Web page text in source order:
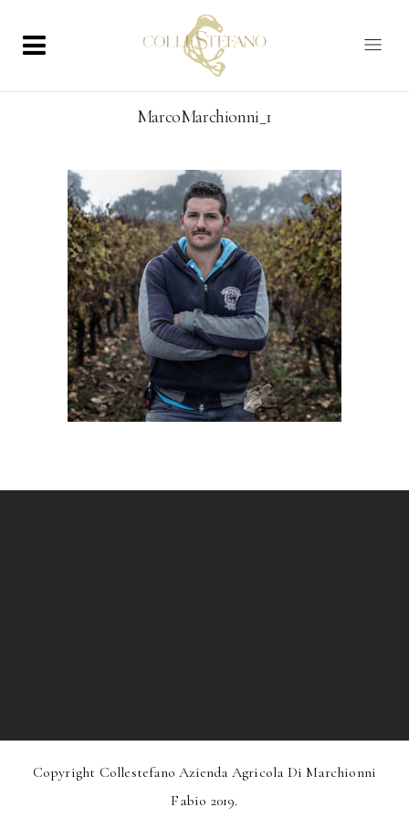
MarcoMarchionni_1
Copyright Collestefano Azienda Agricola Di Marchionni
Fabio 2019.